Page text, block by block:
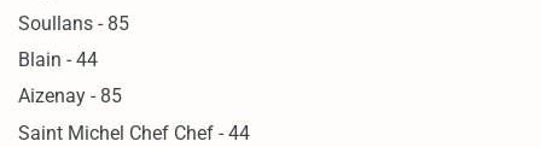
Soullans - 85
Blain - 44
Aizenay - 85
Saint Michel Chef Chef - 44